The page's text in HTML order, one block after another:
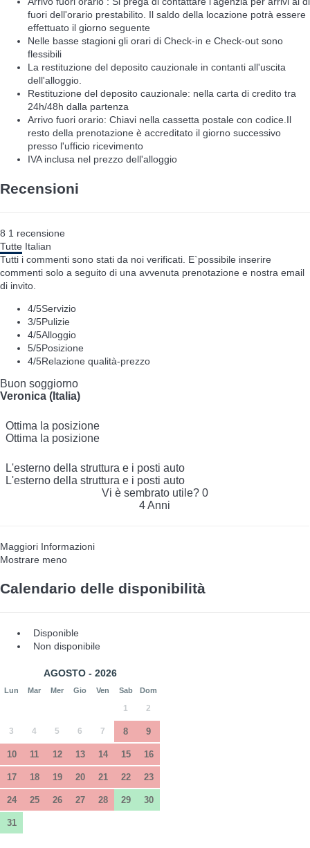
fuori dell'orario prestabilito. Il saldo della locazione potrà essere
effettuato il giorno seguente
Nelle basse stagioni gli orari di Check-in e Check-out sono
flessibili
La restituzione del deposito cauzionale in contanti all'uscita
dell'alloggio.
Restituzione del deposito cauzionale: nella carta di credito tra
24h/48h dalla partenza
Arrivo fuori orario: Chiavi nella cassetta postale con codice.Il
resto della prenotazione è accreditato il giorno successivo
presso l'ufficio ricevimento
IVA inclusa nel prezzo dell'alloggio
Recensioni
8 1 recensione
Tutte Italian
Tutti i commenti sono stati da noi verificati. E`possibile inserire
commenti solo a seguito di una avvenuta prenotazione e nostra email
di invito.
4/5Servizio
3/5Pulizie
4/5Alloggio
5/5Posizione
4/5Relazione qualità-prezzo
Buon soggiorno
Veronica (Italia)
Ottima la posizione
Ottima la posizione
L'esterno della struttura e i posti auto
L'esterno della struttura e i posti auto
Vi è sembrato utile? 0
4 Anni
Maggiori Informazioni
Mostrare meno
Calendario delle disponibilità
Disponible
Non disponibile
AGOSTO - 2026
Lun Mar Mer Gio Ven Sab Dom
1 2
3 4 5 6 7 8 9
10 11 12 13 14 15 16
17 18 19 20 21 22 23
24 25 26 27 28 29 30
31